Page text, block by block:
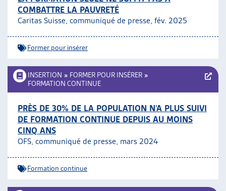
COMBATTRE LA PAUVRETÉ
Caritas Suisse, communiqué de presse, fév. 2025
Former pour insérer
INSERTION » FORMER POUR INSÉRER »
FORMATION CONTINUE
PRÈS DE 30% DE LA POPULATION N’A PLUS SUIVI
DE FORMATION CONTINUE DEPUIS AU MOINS
CINQ ANS
OFS, communiqué de presse, mars 2024
Formation continue